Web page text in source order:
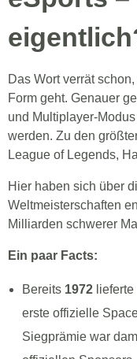
Das Wort verrät
Form geht. Genauer
und Multiplayer-
werden. Zu den
League of Legends,
Hier haben sich über
Weltmeisterschaften
Milliarden schwerer
Ein paar Facts:
Bereits 1972lieferte
erste offizielle
Siegprämie war